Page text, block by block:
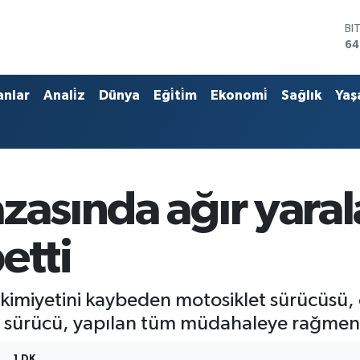
Anali̇z Dünya Eği̇ti̇m Ekonomi̇ Sağlık
ağır
kaybeden motosiklet
sürücü, yapılan tüm müdahaleye